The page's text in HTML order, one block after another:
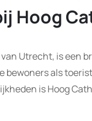
Hoog
Utrecht, is een
bewoners als
is Hoog